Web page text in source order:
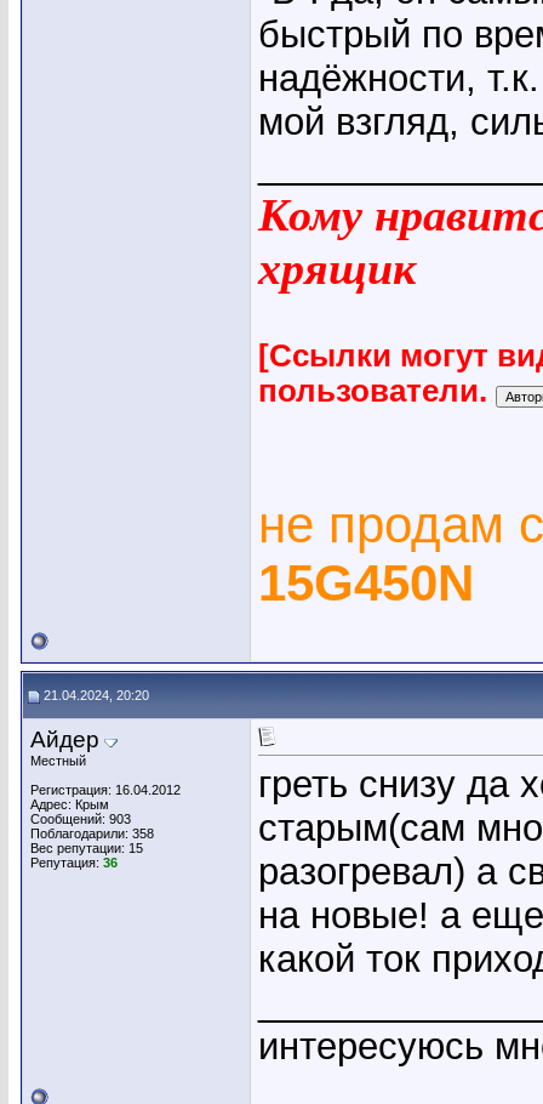
быстрый по
надёжности,
мой взгляд,
Кому
хрящик
[Ссылки могут
пользователи.
не продам
15G450N
21.04.2024, 20:20
Айдер
Местный
Регистрация: 16.04.2012
Адрес: Крым
Сообщений: 903
Поблагодарили: 358
Вес репутации: 15
Репутация: 36
греть снизу да
старым(сам
разогревал) а
на новые! а
какой ток
интересуюсь